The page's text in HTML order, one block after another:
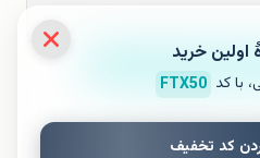
نظر
با کد FTX50
کد تخفیف